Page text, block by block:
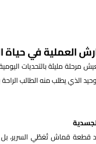
العملية في حياة
مرحلة مليئة بالتحديات
الذي يطلب منه الطالب
قماش تُغطّي السرير، بل